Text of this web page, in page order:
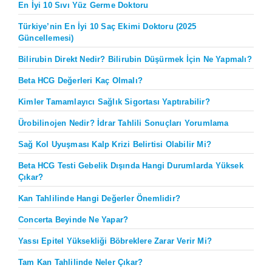
En İyi 10 Sıvı Yüz Germe Doktoru
Türkiye’nin En İyi 10 Saç Ekimi Doktoru (2025
Güncellemesi)
Bilirubin Direkt Nedir? Bilirubin Düşürmek İçin Ne Yapmalı?
Beta HCG Değerleri Kaç Olmalı?
Kimler Tamamlayıcı Sağlık Sigortası Yaptırabilir?
Ürobilinojen Nedir? İdrar Tahlili Sonuçları Yorumlama
Sağ Kol Uyuşması Kalp Krizi Belirtisi Olabilir Mi?
Beta HCG Testi Gebelik Dışında Hangi Durumlarda Yüksek
Çıkar?
Kan Tahlilinde Hangi Değerler Önemlidir?
Concerta Beyinde Ne Yapar?
Yassı Epitel Yüksekliği Böbreklere Zarar Verir Mi?
Tam Kan Tahlilinde Neler Çıkar?